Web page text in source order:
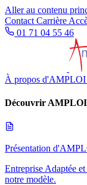
Aller au contenu
Contact Carrière
01 71 04 55 46
À propos d'AMPLOI
Découvrir AMPLOI
Présentation
Entreprise Adaptée
notre modèle.